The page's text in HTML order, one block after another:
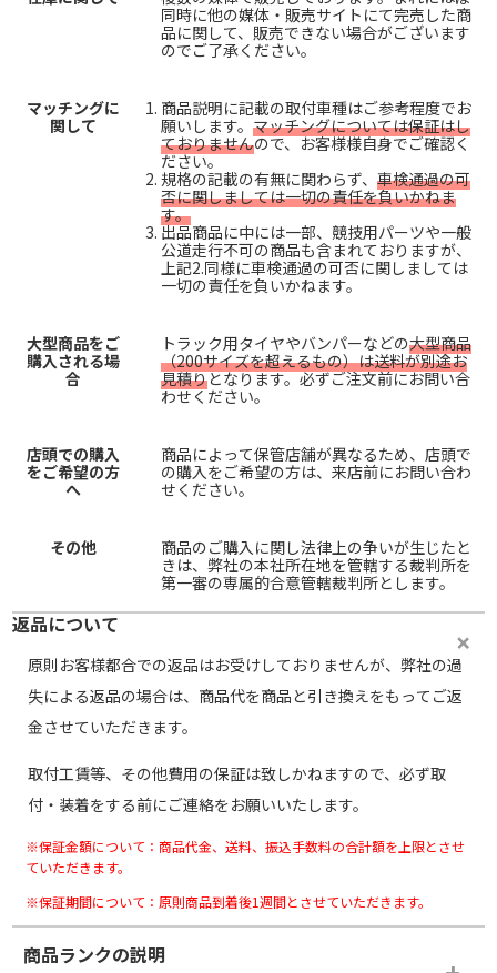
同時に他の媒体・販売サイトにて完売した商
品に関して、販売できない場合がございます
のでご了承ください。
マッチングに
関して
商品説明に記載の取付車種はご参考程度でお
願いします。 マッチングについては保証はし
ておりませんので、お客様様自身でご確認く
ださい。
規格の記載の有無に関わらず、 車検通過の可
否に関しましては一切の責任を負いかねま
す。
出品商品に中には一部、競技用パーツや一般
公道走行不可の商品も含まれておりますが、
上記2.同様に車検通過の可否に関しましては
一切の責任を負いかねます。
大型商品をご
購入される場
合
トラック用タイヤやバンパーなどの大型商品
（200サイズを超えるもの）は送料が別途お
見積りとなります。必ずご注文前にお問い合
わせください。
店頭での購入
をご希望の方
へ
商品によって保管店舗が異なるため、店頭で
の購入をご希望の方は、来店前にお問い合わ
せください。
その他
商品のご購入に関し法律上の争いが生じたと
きは、弊社の本社所在地を管轄する裁判所を
第一審の専属的合意管轄裁判所とします。
返品について
原則お客様都合での返品はお受けしておりませんが、弊社の過
失による返品の場合は、商品代を商品と引き換えをもってご返
金させていただきます。
取付工賃等、その他費用の保証は致しかねますので、必ず取
付・装着をする前にご連絡をお願いいたします。
※保証金額について：商品代金、送料、振込手数料の合計額を上限とさせ
ていただきます。
※保証期間について：原則商品到着後1週間とさせていただきます。
商品ランクの説明